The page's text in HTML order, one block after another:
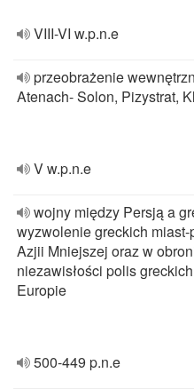
VIII-VI w.p.n.e
przeobrażenie
Atenach- Solon, Pizystrat,
V w.p.n.e
wojny między Persją a
wyzwolenie greckich
Azjii Mniejszej oraz w
niezawisłości polis
Europie
500-449 p.n.e